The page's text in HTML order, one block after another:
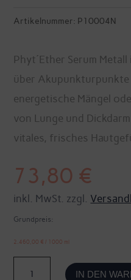
Artikelnummer: P10004N
Phyt´Ether Serum
über Akupunkturpunkte
energetische Mängel
von Lunge und
vitales, frisches
73,80 €
inkl. MwSt. zzgl.
Grundpreis:
2.460,00 € / 1000 ml
IN DEN